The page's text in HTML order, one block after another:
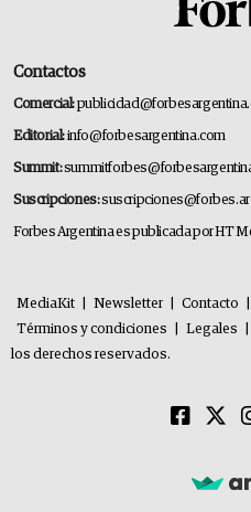
Contactos
Comercial:
Editorial:info@forbesargentina.com
Summit:
Suscripciones:suscripciones@forbes.ar
Forbes Argentina es publicada por HT
MediaKit Newsletter Contacto
Términos y condiciones
Legales
los derechos reservados.